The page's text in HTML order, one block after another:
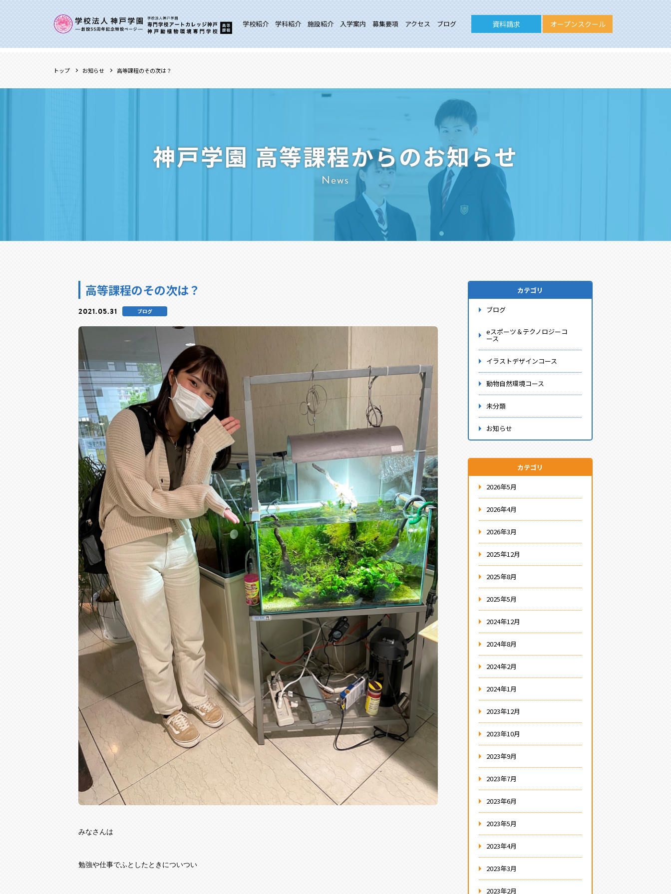
学校紹介 学科紹介 施設紹介 入学案内 募集要項 アクセス ブログ 資料請求 オープンスクール
トップ お知らせ 高等課程のその次は？
神戸学園 高等課程からのお知らせ
News
高等課程のその次は？
2021.05.31 ブログ
みなさんは
勉強や仕事でふとしたときについつい
カテゴリ
ブログ
eスポーツ＆テクノロジーコ
ース
イラストデザインコース
動物自然環境コース
未分類
お知らせ
カテゴリ
2026年5月
2026年4月
2026年3月
2025年12月
2025年8月
2025年5月
2024年12月
2024年8月
2024年2月
2024年1月
2023年12月
2023年10月
2023年9月
2023年7月
2023年6月
2023年5月
2023年4月
2023年3月
2023年2月